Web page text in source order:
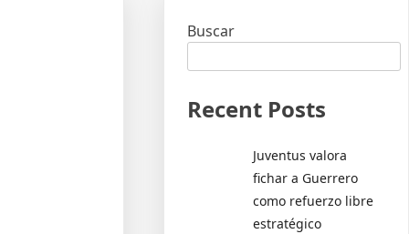
Buscar
Recent Posts
Juventus valora
fichar a Guerrero
como refuerzo libre
estratégico